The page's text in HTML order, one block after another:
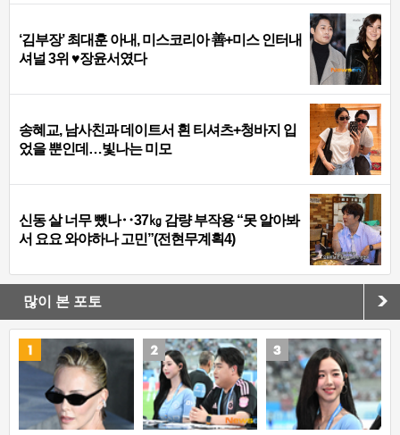
‘김부장’ 최대훈 아내, 미스코리아 善+미스 인터내
셔널 3위 ♥장윤서였다
송혜교, 남사친과 데이트서 흰 티셔츠+청바지 입
었을 뿐인데…빛나는 미모
신동 살 너무 뺐나‥37㎏ 감량 부작용 “못 알아봐
서 요요 와야하나 고민”(전현무계획4)
많이 본 포토